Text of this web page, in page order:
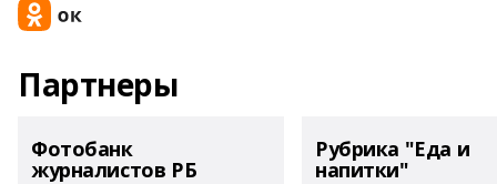
Партнеры
Фотобанк
журналистов РБ
Рубрика "Еда и
напитки"